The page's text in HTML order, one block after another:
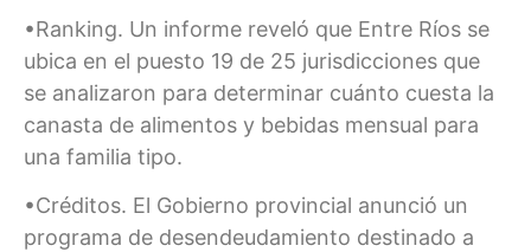
•Ranking. Un informe reveló que Entre Ríos se
ubica en el puesto 19 de 25 jurisdicciones que
se analizaron para determinar cuánto cuesta la
canasta de alimentos y bebidas mensual para
una familia tipo.
•Créditos. El Gobierno provincial anunció un
programa de desendeudamiento destinado a